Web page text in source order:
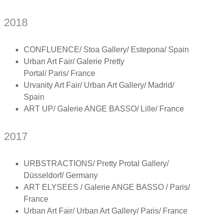
2018
CONFLUENCE/ Stoa Gallery/ Estepona/ Spain
Urban Art Fair/ Galerie Pretty
Portal/ Paris/ France
Urvanity Art Fair/ Urban Art Gallery/ Madrid/
Spain
ART UP/ Galerie ANGE BASSO/ Lille/ France
2017
URBSTRACTIONS/ Pretty Protal Gallery/
Düsseldorf/ Germany
ART ELYSEES / Galerie ANGE BASSO / Paris/
France
Urban Art Fair/ Urban Art Gallery/ Paris/ France